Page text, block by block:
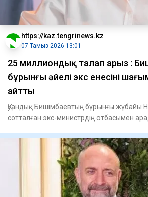
https://kaz.tengrinews.kz
07 Тамыз 2026 13:01
25 миллиондық талап арыз :
бұрынғы әйелі экс енесінің
айтты
Қуандық Бишімбаевтың бұрынғы жұбайы
сотталған экс-министрдің отбасымен